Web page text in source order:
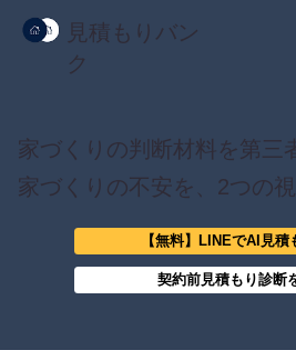
見積もりバン
ク
家づくりの判断材料を第三
家づくりの不安を、2つの
【無料】LINEでAI見積
契約前見積もり診断